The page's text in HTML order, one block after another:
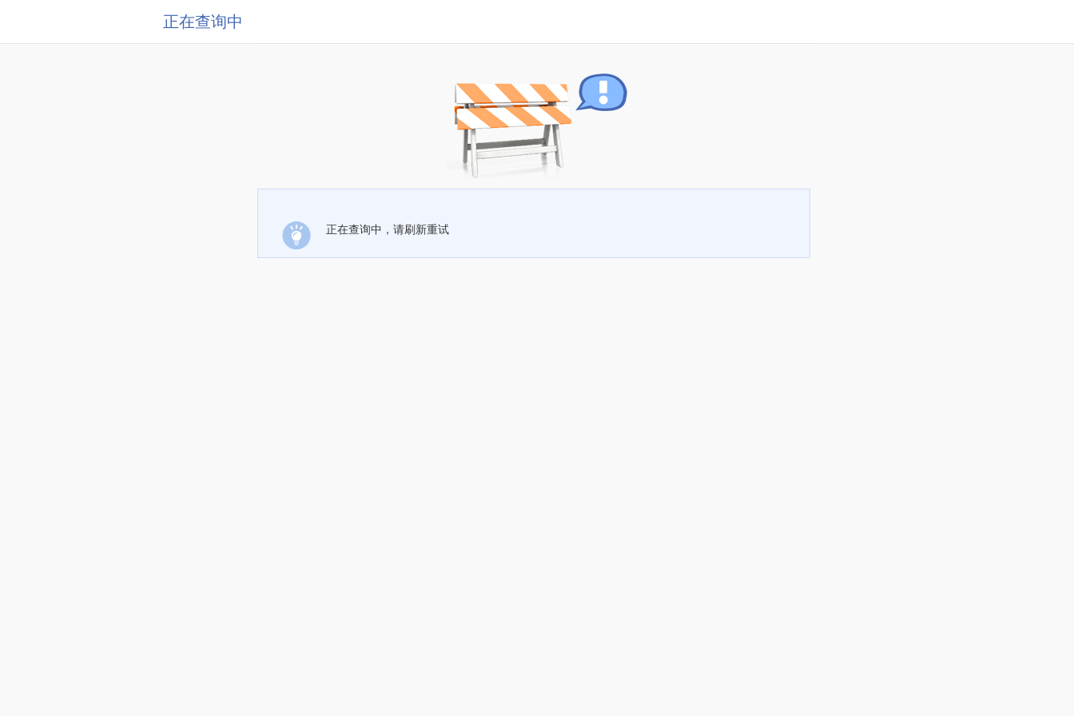
正在查询中
正在查询中，请刷新重试